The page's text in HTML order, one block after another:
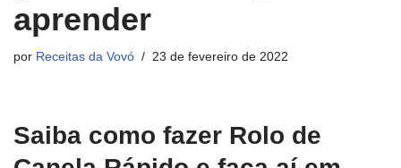
aprender
por Receitas da Vovó 23 de fevereiro de 2022
Saiba como fazer Rolo de